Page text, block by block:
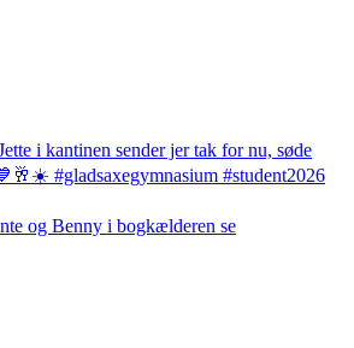
og Benny i bogkælderen se